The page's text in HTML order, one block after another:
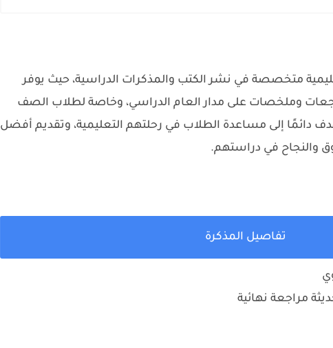
متخصصة في نشر الكتب والمذكرات الدراسية، حيث يوفر
وملخصات على مدار العام الدراسي، وخاصة لطلاب الصف
نهدف دائمًا إلى مساعدة الطلاب في رحلتهم التعليمية، وتقديم أفضل
والنجاح في دراستهم.
تفاصيل المذكرة
مراجعة نهائية